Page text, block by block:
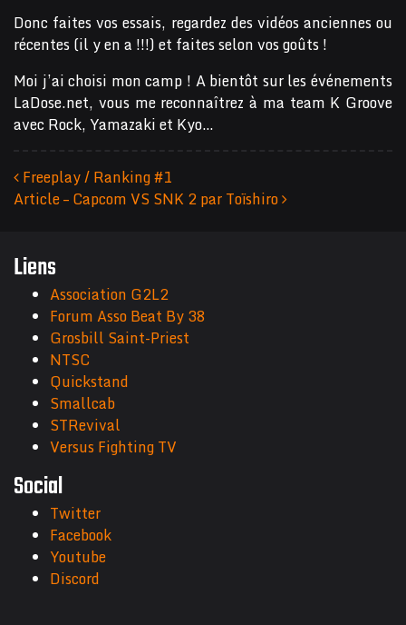
Donc faites vos essais, regardez des vidéos anciennes ou
récentes (il y en a !!!) et faites selon vos goûts !
Moi j’ai choisi mon camp ! A bientôt sur les événements
LaDose.net, vous me reconnaîtrez à ma team K Groove
avec Rock, Yamazaki et Kyo…
Navigation des articles
Freeplay / Ranking #1
Article – Capcom VS SNK 2 par Toïshiro
Liens
Association G2L2
Forum Asso Beat By 38
Grosbill Saint-Priest
NTSC
Quickstand
Smallcab
STRevival
Versus Fighting TV
Social
Twitter
Facebook
Youtube
Discord